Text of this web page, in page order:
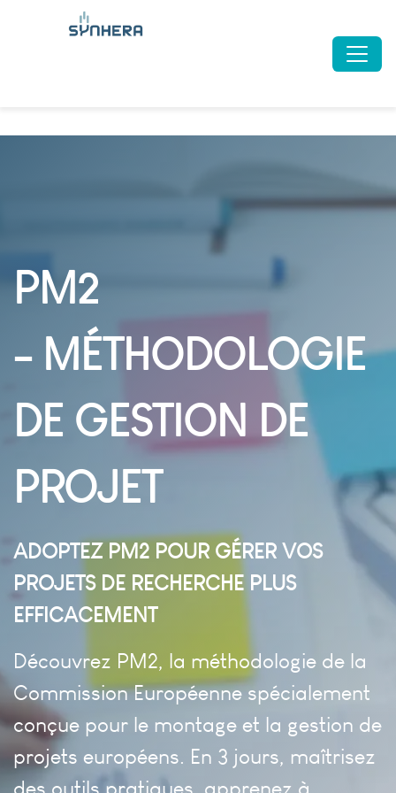
PM2
- MÉTHODOLOGIE
DE GESTION DE
PROJET
ADOPTEZ PM2 POUR GÉRER VOS
PROJETS DE RECHERCHE PLUS
EFFICACEMENT
Découvrez PM2, la méthodologie de la
Commission Européenne spécialement
conçue pour le montage et la gestion de
projets européens. En 3 jours, maîtrisez